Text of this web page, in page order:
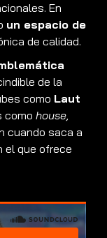
En
un espacio de
de calidad.
de la
como Laut
como house,
cuando saca a
el que ofrece